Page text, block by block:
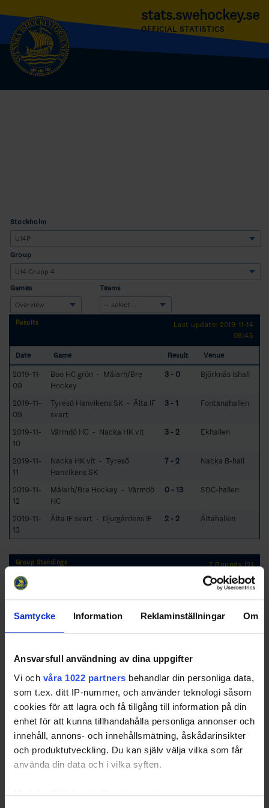
Samtycke Information Reklaminställningar Om
Ansvarsfull användning av dina uppgifter
Vi och våra 1022 partners behandlar din personliga data,
som t.ex. ditt IP-nummer, och använder teknologi såsom
cookies för att lagra och få tillgång till information på din
enhet för att kunna tillhandahålla personliga annonser och
innehåll, annons- och innehållsmätning, åskådarinsikter
och produktutveckling. Du kan själv välja vilka som får
använda din data och i vilka syften.
Med din tillåtelse skulle vi även vilja:
stats.swehockey.se
OFFICIAL STATISTICS
Stockholm
Group
Games Teams
Results
Last update: 2019-11-14
08:45
Date Game Result Venue
2019-11-
09
Boo HC grön - Mälarh/Bre
Hockey
3 - 0 Björknäs Ishall
2019-11-
09
Tyresö Hanvikens SK - Älta IF
svart
3 - 1 Fontanahallen
2019-11-
10
Värmdö HC - Nacka HK vit 3 - 2 Ekhallen
2019-11-
11
Nacka HK vit - Tyresö
Hanvikens SK
7 - 2 Nacka B-hall
2019-11-
12
Mälarh/Bre Hockey - Värmdö
HC
0 - 13 SDC-hallen
2019-11-
13
Älta IF svart - Djurgårdens IF 2 - 2 Ältahallen
Group Standings
7 Rounds (21
Games)
1
Nacka HK vit 6 1 1 13
13
2
Djurgårdens IF 6 3 2 1 25
11
2
5
Tyresö Hanvikens
SK
6 2 2 2 6 8
6 Boo HC grön 6 1 2 3 -9
5
7
Mälarh/Bre
Hockey
6 0 0 6 -51